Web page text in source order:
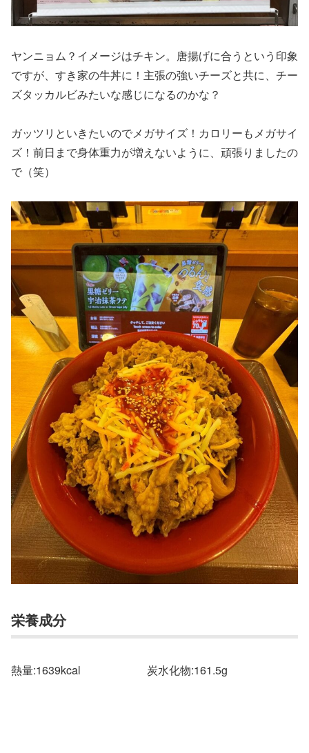
ヤンニョム？イメージはチキン。唐揚げに合うという印象
ですが、すき家の牛丼に！主張の強いチーズと共に、チー
ズタッカルビみたいな感じになるのかな？
ガッツリといきたいのでメガサイズ！カロリーもメガサイ
ズ！前日まで身体重力が増えないように、頑張りましたの
で（笑）
栄養成分
熱量:1639kcal 炭水化物:161.5g